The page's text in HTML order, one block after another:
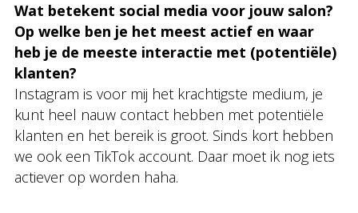
Wat betekent social media voor jouw salon?
Op welke ben je het meest actief en waar
heb je de meeste interactie met (potentiële)
klanten?
Instagram is voor mij het krachtigste medium, je
kunt heel nauw contact hebben met potentiële
klanten en het bereik is groot. Sinds kort hebben
we ook een TikTok account. Daar moet ik nog iets
actiever op worden haha.